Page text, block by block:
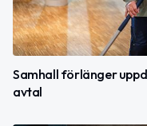
Samhall förlänger
avtal